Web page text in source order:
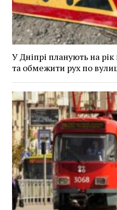
У Дніпрі планують на
та обмежити рух по